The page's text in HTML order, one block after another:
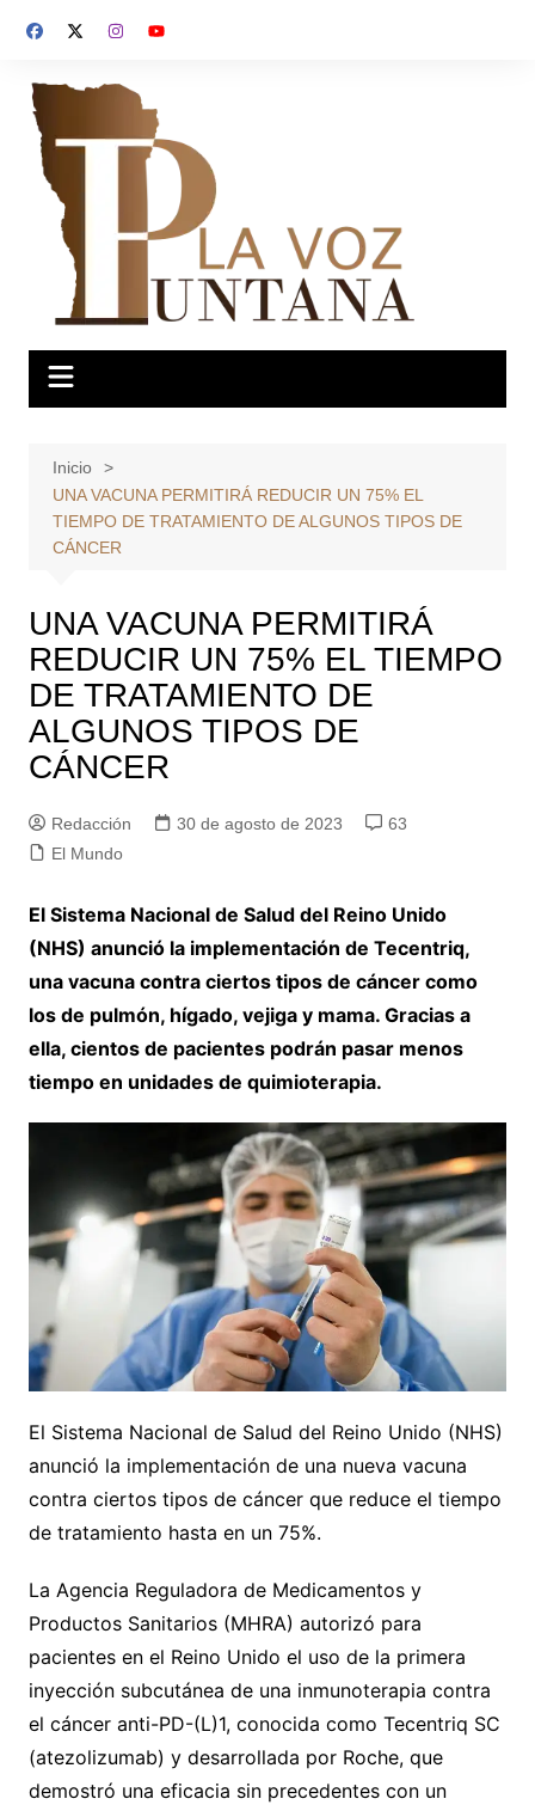
Inicio
UNA VACUNA PERMITIRÁ REDUCIR UN 75% EL
TIEMPO DE TRATAMIENTO DE ALGUNOS TIPOS DE
CÁNCER
UNA VACUNA PERMITIRÁ
REDUCIR UN 75% EL TIEMPO
DE TRATAMIENTO DE
ALGUNOS TIPOS DE
CÁNCER
Redacción 30 de agosto de 2023
63
El Mundo
El Sistema Nacional de Salud del Reino Unido
(NHS) anunció la implementación de Tecentriq,
una vacuna contra ciertos tipos de cáncer como
los de pulmón, hígado, vejiga y mama. Gracias a
ella, cientos de pacientes podrán pasar menos
tiempo en unidades de quimioterapia.
El Sistema Nacional de Salud del Reino Unido (NHS)
anunció la implementación de una nueva vacuna
contra ciertos tipos de cáncer que reduce el tiempo
de tratamiento hasta en un 75%.
La Agencia Reguladora de Medicamentos y
Productos Sanitarios (MHRA) autorizó para
pacientes en el Reino Unido el uso de la primera
inyección subcutánea de una inmunoterapia contra
el cáncer anti-PD-(L)1, conocida como Tecentriq SC
(atezolizumab) y desarrollada por Roche, que
demostró una eficacia sin precedentes con un